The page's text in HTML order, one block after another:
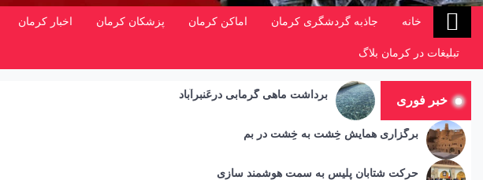
خانه جاذبه گردشگری کرمان اماکن کرمان پزشکان کرمان اخبار کرمان
تبلیغات در کرمان بلاگ
خبر فوری برداشت ماهی گرمابی درعَنبرآباد
برگزاری همایش خِشت به خِشت در بم
حرکت شتابان پلیس به سمت هوشمند سازی